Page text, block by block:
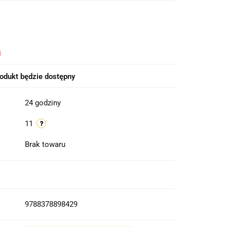
będzie dostępny
24 godziny
11
Brak towaru
9788378898429